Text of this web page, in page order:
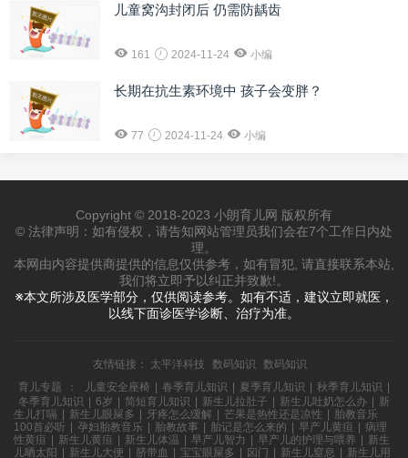
儿童窝沟封闭后 仍需防龋齿
161 2024-11-24 小编
长期在抗生素环境中 孩子会变胖？
77 2024-11-24 小编
Copyright © 2018-2023 小朗育儿网 版权所有
© 法律声明：如有侵权，请告知网站管理员我们会在7个工作日内处
理。
本网由内容提供商提供的信息仅供参考，如有冒犯, 请直接联系本站,
我们将立即予以纠正并致歉!。
※本文所涉及医学部分，仅供阅读参考。如有不适，建议立即就医，
以线下面诊医学诊断、治疗为准。
友情链接： 太平洋科技 数码知识
数码知识
育儿专题
： 儿童安全座椅 | 春季育儿知识 | 夏季育儿知识 | 秋季育儿知识 |
冬季育儿知识 | 6岁 | 简短育儿知识 | 新生儿拉肚子 | 新生儿吐奶怎么办 | 新
生儿打嗝 | 新生儿眼屎多 | 牙疼怎么缓解 | 芒果是热性还是凉性 | 胎教音乐
100首必听 | 孕妇胎教音乐 | 胎教故事 | 胎记是怎么来的 | 早产儿黄疸 | 病理
性黄疸 | 新生儿黄疸 | 新生儿体温 | 早产儿智力 | 早产儿的护理与喂养 | 新生
儿晒太阳 | 新生儿大便 | 脐带血 | 宝宝眼屎多 | 囟门 | 新生儿窒息 | 新生儿用